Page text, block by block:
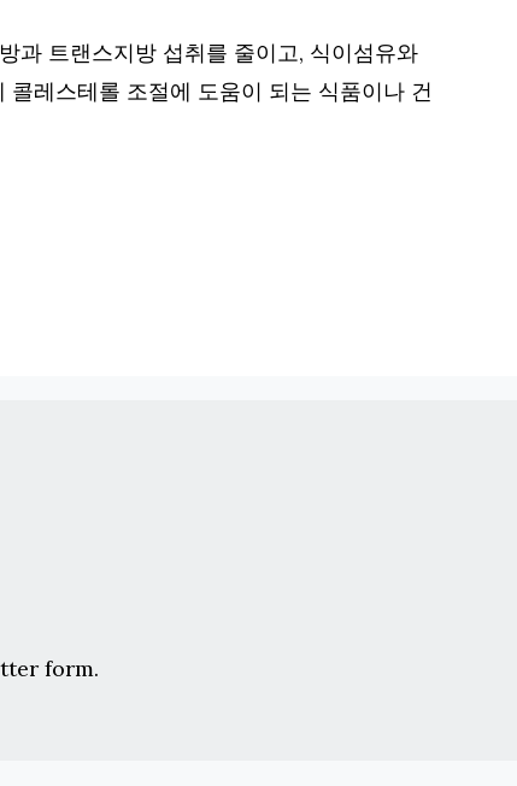
과 트랜스지방 섭취를 줄이고, 식이섬유와
레스테롤 조절에 도움이 되는 식품이나 건
form.